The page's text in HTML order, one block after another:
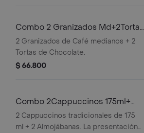
Combo 2 Granizados Md+2Tortas
Chocolate
2 Granizados de Café medianos + 2
Tortas de Chocolate.
$ 66.800
Combo 2Cappuccinos 175ml+
2Almojabanas
2 Cappuccinos tradicionales de 175
ml + 2 Almojábanas. La presentación